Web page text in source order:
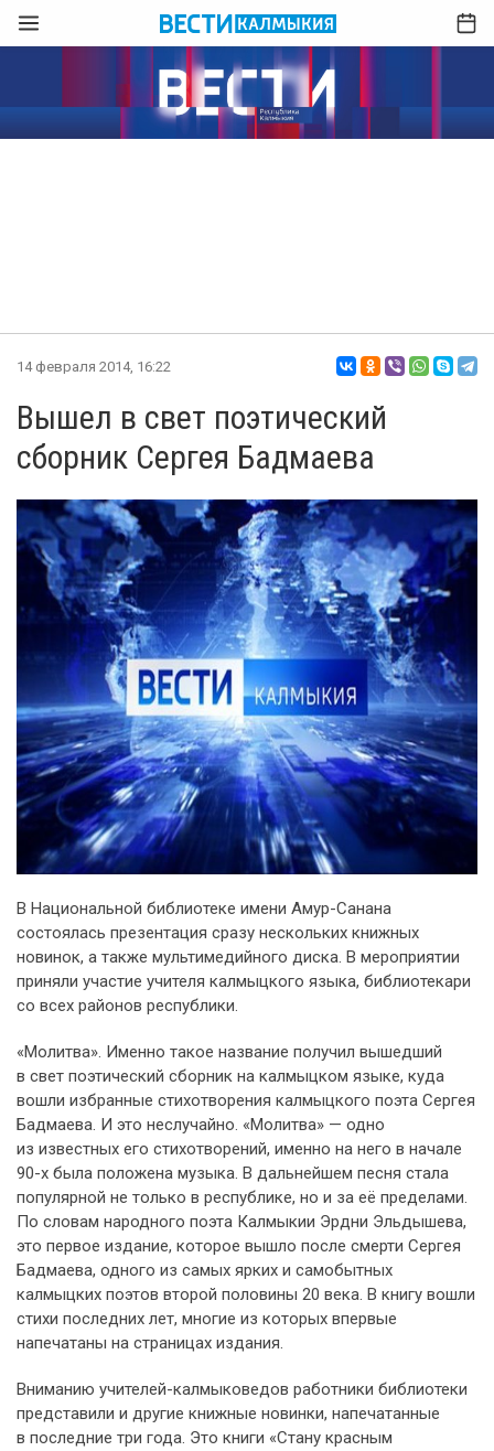
14 февраля 2014, 16:22
Вышел в свет поэтический
сборник Сергея Бадмаева
В Национальной библиотеке имени Амур-Санана
состоялась презентация сразу нескольких книжных
новинок, а также мультимедийного диска. В мероприятии
приняли участие учителя калмыцкого языка, библиотекари
со всех районов республики.
«Молитва». Именно такое название получил вышедший
в свет поэтический сборник на калмыцком языке, куда
вошли избранные стихотворения калмыцкого поэта Сергея
Бадмаева. И это неслучайно. «Молитва» — одно
из известных его стихотворений, именно на него в начале
90-х была положена музыка. В дальнейшем песня стала
популярной не только в республике, но и за её пределами.
По словам народного поэта Калмыкии Эрдни Эльдышева,
это первое издание, которое вышло после смерти Сергея
Бадмаева, одного из самых ярких и самобытных
калмыцких поэтов второй половины 20 века. В книгу вошли
стихи последних лет, многие из которых впервые
напечатаны на страницах издания.
Вниманию учителей-калмыковедов работники библиотеки
представили и другие книжные новинки, напечатанные
в последние три года. Это книги «Стану красным